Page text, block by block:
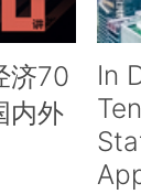
济70
内外
In